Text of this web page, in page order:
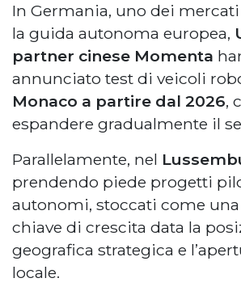
In Germania, uno dei
la guida autonoma europea,
partner cinese Momenta
annunciato test di veicoli
Monaco a partire dal 2026,
espandere gradualmente il
Parallelamente, nel
prendendo piede progetti
autonomi, stoccati come
chiave di crescita data la
geografica strategica e
locale.